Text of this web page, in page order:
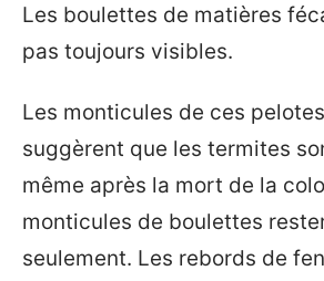
Les boulettes de matières
pas toujours visibles.
Les monticules de ces
suggèrent que les termites
même après la mort de la
monticules de boulettes
seulement. Les rebords de